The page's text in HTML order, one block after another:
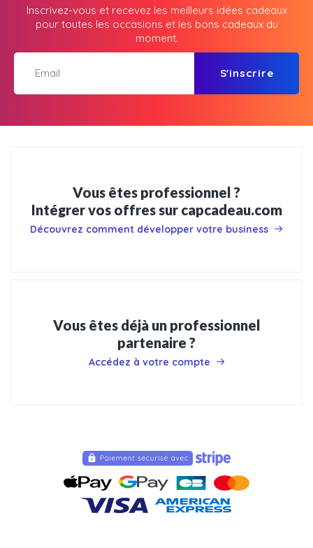
Inscrivez-vous et recevez les meilleurs idées cadeaux
pour toutes les occasions et les bons cadeaux du
moment.
S'inscrire
Vous êtes professionnel ?
Intégrer vos offres sur capcadeau.com
Découvrez comment développer votre business
Vous êtes déjà un professionnel
partenaire ?
Accédez à votre compte